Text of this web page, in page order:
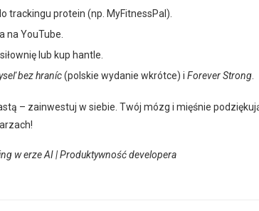
trackingu protein (np. MyFitnessPal).
na YouTube.
lub kup hantle.
bez hraníc(polskie wydanie wkrótce) i Forever Strong
– zainwestuj w siebie. Twój mózg i mięśnie
w erze AI | Produktywność developera